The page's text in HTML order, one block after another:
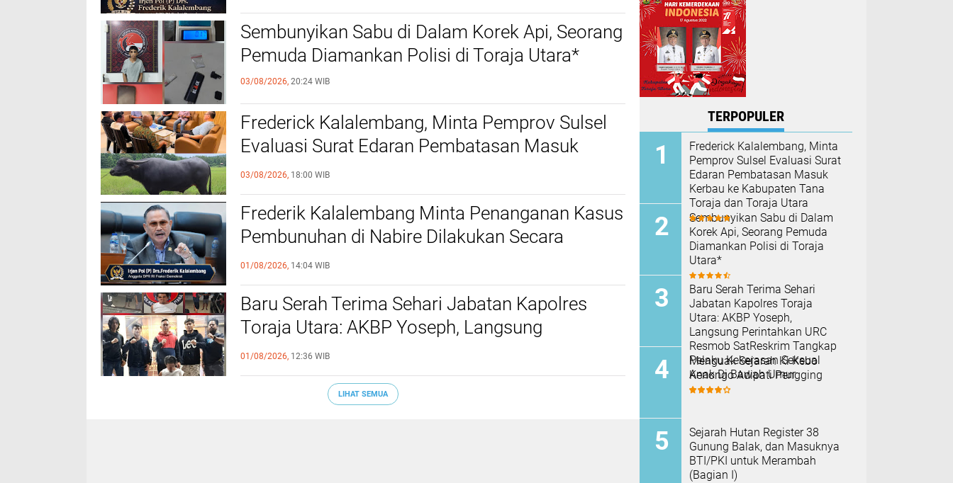
Sembunyikan Sabu di Dalam Korek Api, Seorang
Pemuda Diamankan Polisi di Toraja Utara*
03/08/2026, 20:24 WIB
Frederick Kalalembang, Minta Pemprov Sulsel
Evaluasi Surat Edaran Pembatasan Masuk
Kerbau ke Kabupaten Tana Toraja dan Toraja
Utara
03/08/2026, 18:00 WIB
Frederik Kalalembang Minta Penanganan Kasus
Pembunuhan di Nabire Dilakukan Secara
Profesional dan Sesuai Prosedur Hukum
01/08/2026, 14:04 WIB
Baru Serah Terima Sehari Jabatan Kapolres
Toraja Utara: AKBP Yoseph, Langsung
Perintahkan URC Resmob SatReskrim Tangkap
Pelaku Kekerasan Seksual Anak
01/08/2026, 12:36 WIB
LIHAT SEMUA
TERPOPULER
Frederick Kalalembang, Minta
Pemprov Sulsel Evaluasi Surat
Edaran Pembatasan Masuk
Kerbau ke Kabupaten Tana
Toraja dan Toraja Utara
Sembunyikan Sabu di Dalam
Korek Api, Seorang Pemuda
Diamankan Polisi di Toraja
Utara*
Baru Serah Terima Sehari
Jabatan Kapolres Toraja
Utara: AKBP Yoseph,
Langsung Perintahkan URC
Resmob SatReskrim Tangkap
Pelaku Kekerasan Seksual
Anak Di Bawah Umur
Menguak Sejarah Ki Kebo
Kenongo Adipati Pengging
Sejarah Hutan Register 38
Gunung Balak, dan Masuknya
BTI/PKI untuk Merambah
(Bagian I)